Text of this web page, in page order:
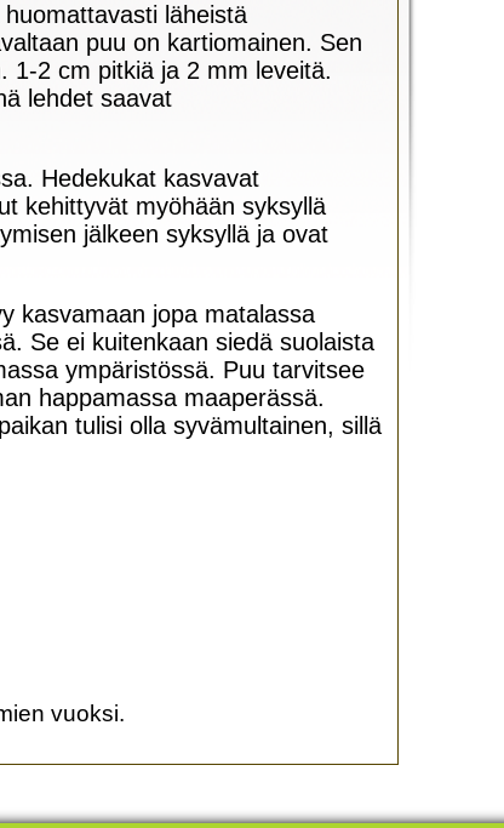
läheistä
puu on kartiomainen. Sen
1-2 cm pitkiä ja 2 mm leveitä.
lehdet saavat
Hedekukat kasvavat
kehittyvät myöhään syksyllä
jälkeen syksyllä ja ovat
kasvamaan jopa matalassa
Se ei kuitenkaan siedä suolaista
ympäristössä. Puu tarvitsee
happamassa maaperässä.
tulisi olla syvämultainen, sillä
vuoksi.